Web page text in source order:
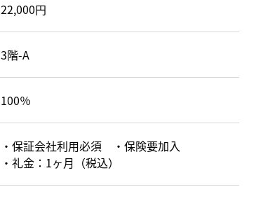
22,000円
3階-A
100％
・保証会社利用必須 ・保険要加入
・礼金：1ヶ月（税込）